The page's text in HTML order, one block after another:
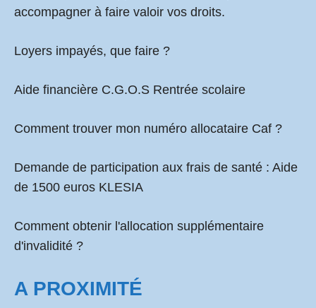
accompagner à faire valoir vos droits.
Loyers impayés, que faire ?
Aide financière C.G.O.S Rentrée scolaire
Comment trouver mon numéro allocataire Caf ?
Demande de participation aux frais de santé : Aide
de 1500 euros KLESIA
Comment obtenir l'allocation supplémentaire
d'invalidité ?
A PROXIMITÉ